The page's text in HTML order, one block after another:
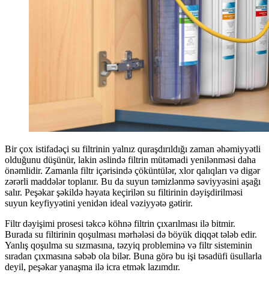
Bir çox istifadəçi su filtrinin yalnız quraşdırıldığı zaman əhəmiyyətli
olduğunu düşünür, lakin əslində filtrin mütəmadi yenilənməsi daha
önəmlidir. Zamanla filtr içərisində çöküntülər, xlor qalıqları və digər
zərərli maddələr toplanır. Bu da suyun təmizlənmə səviyyəsini aşağı
salır. Peşəkar şəkildə həyata keçirilən su filtirinin dəyişdirilməsi
suyun keyfiyyətini yenidən ideal vəziyyətə gətirir.
Filtr dəyişimi prosesi təkcə köhnə filtrin çıxarılması ilə bitmir.
Burada su filtirinin qoşulması mərhələsi də böyük diqqət tələb edir.
Yanlış qoşulma su sızmasına, təzyiq probleminə və filtr sisteminin
sıradan çıxmasına səbəb ola bilər. Buna görə bu işi təsadüfi üsullarla
deyil, peşəkar yanaşma ilə icra etmək lazımdır.